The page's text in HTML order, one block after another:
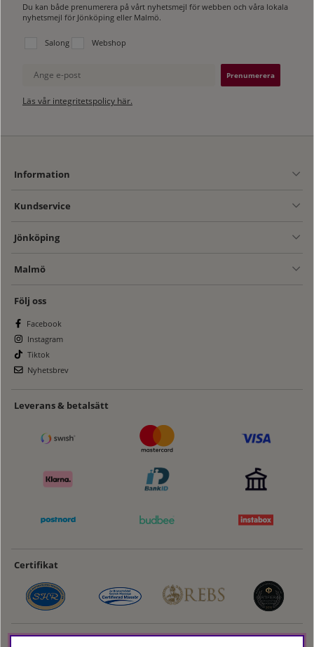
Du kan både prenumerera på vårt nyhetsmejl för webben och våra lokala
nyhetsmejl för Jönköping eller Malmö.
Välj vilken lista du vill prenumerera på:
Salong Webshop
Ange e-post
Läs vår integritetspolicy här.
Information
Kundservice
Jönköping
Malmö
Följ oss
Facebook
Instagram
Tiktok
Nyhetsbrev
Leverans & betalsätt
Certifikat